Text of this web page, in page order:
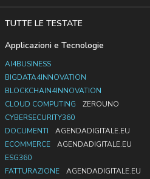
TUTTE LE TESTATE
Applicazioni e Tecnologie
AI4BUSINESS
BIGDATA4INNOVATION
BLOCKCHAIN4INNOVATION
CLOUD COMPUTING
ZEROUNO
CYBERSECURITY360
DOCUMENTI
AGENDADIGITALE.EU
ECOMMERCE
AGENDADIGITALE.EU
ESG360
FATTURAZIONE
AGENDADIGITALE.EU